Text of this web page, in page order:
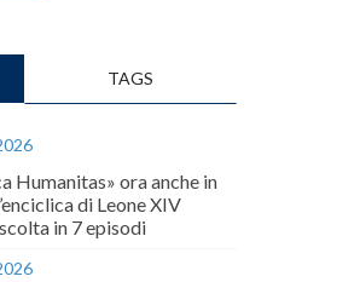
TAGS
Humanitas» ora anche in
di Leone XIV
in 7 episodi